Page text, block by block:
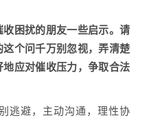
困扰的朋友一些启示。请
个问千万别忽视，弄清楚
应对催收压力，争取合法
逃避，主动沟通，理性协